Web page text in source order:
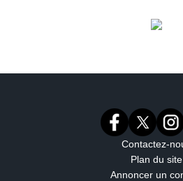
Contactez-
Plan du site
Annoncer un